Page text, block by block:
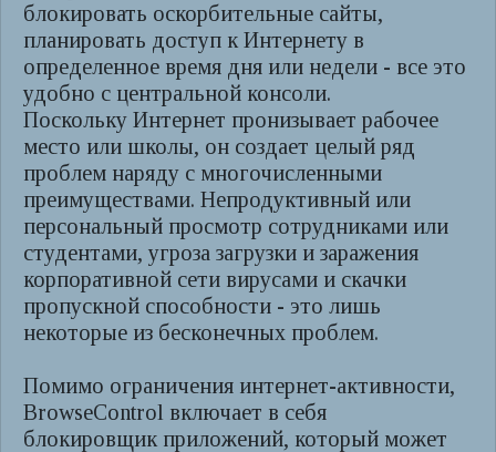
блокировать оскорбительные сайты,
планировать доступ к Интернету в
определенное время дня или недели - все это
удобно с центральной консоли.
Поскольку Интернет пронизывает рабочее
место или школы, он создает целый ряд
проблем наряду с многочисленными
преимуществами. Непродуктивный или
персональный просмотр сотрудниками или
студентами, угроза загрузки и заражения
корпоративной сети вирусами и скачки
пропускной способности - это лишь
некоторые из бесконечных проблем.
Помимо ограничения интернет-активности,
BrowseControl включает в себя
блокировщик приложений, который может